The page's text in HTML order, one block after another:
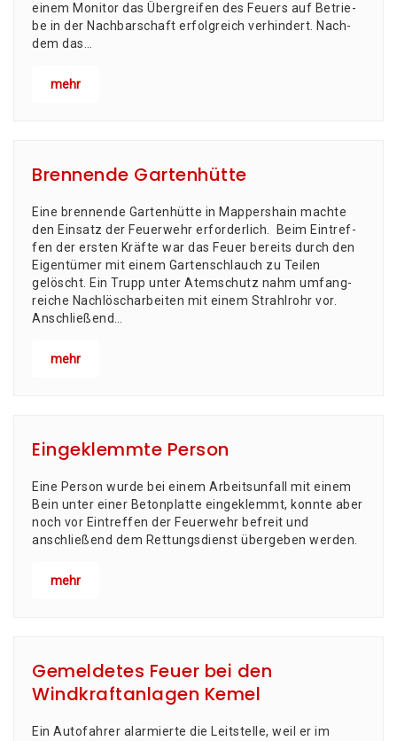
einem Moni­tor das Übergreifen des Feu­ers auf Betrie­
be in der Nach­bar­schaft erfolg­reich verhindert. Nach­
dem das…
mehr
Brennende Gartenhütte
Eine bren­nen­de Gar­ten­hüt­te in Map­pers­hain mach­te
den Ein­satz der Feu­er­wehr erfor­der­lich. Beim Ein­tref­
fen der ers­ten Kräf­te war das Feu­er bereits durch den
Eigen­tü­mer mit einem Gar­ten­schlauch zu Tei­len
gelöscht. Ein Trupp unter Atem­schutz nahm umfang­
rei­che Nach­lösch­ar­bei­ten mit einem Strahl­rohr vor.
Anschlie­ßend…
mehr
Eingeklemmte Person
Eine Per­son wur­de bei einem Arbeits­un­fall mit einem
Bein unter einer Beton­plat­te ein­ge­klemmt, konn­te aber
noch vor Ein­tref­fen der Feu­er­wehr befreit und
anschlie­ßend dem Ret­tungs­dienst über­ge­ben werden.
mehr
Gemeldetes Feuer bei den
Windkraftanlagen Kemel
Ein Autofahrer alarmierte die Leitstelle, weil er im